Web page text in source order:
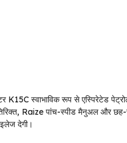
स्वाभाविक रूप से एस्पिरेटेड
Raize पांच-स्पीड मैनुअल और छह-
देगी।